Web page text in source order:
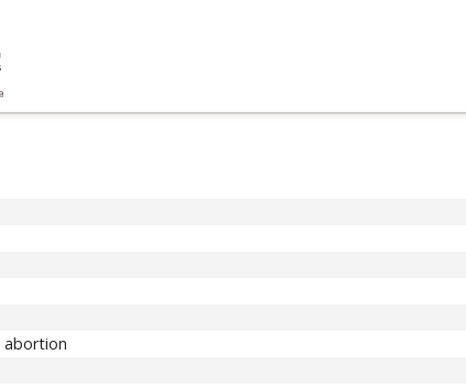
abortion